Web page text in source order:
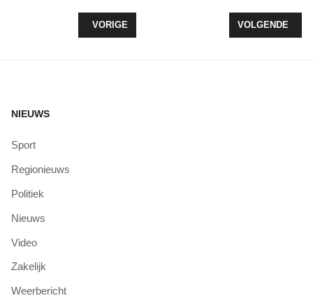
VORIG ARTIKEL: GROTE NATUURBRAND BIJ ’T
VORIGE VOLGENDE
VOLGENDE
NIEUWS
Sport
Regionieuws
Politiek
Nieuws
Video
Zakelijk
Weerbericht